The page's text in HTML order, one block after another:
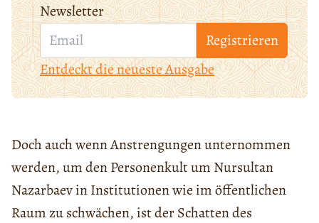
Newsletter
Registrieren
Entdeckt die neueste Ausgabe
Doch auch wenn Anstrengungen unternommen
werden, um den Personenkult um Nursultan
Nazarbaev in Institutionen wie im öffentlichen
Raum zu schwächen, ist der Schatten des